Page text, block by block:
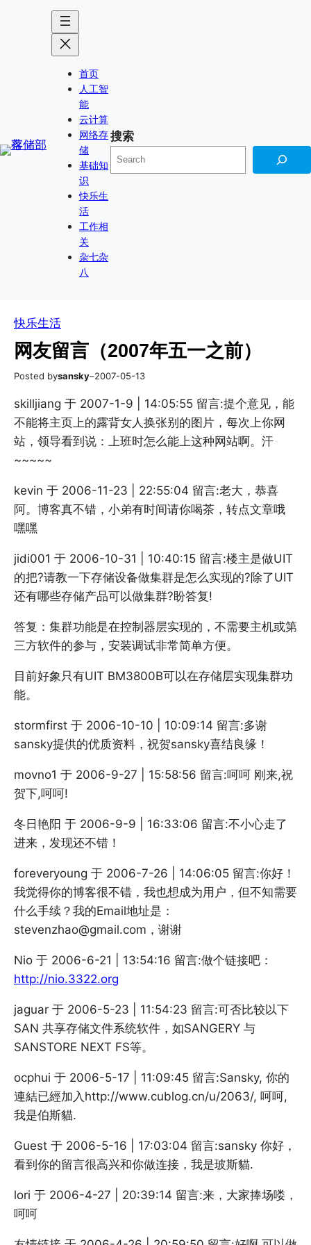
首页
人工智
能
云计算
网络存
储
基础知
识
快乐生
活
工作相
关
杂七杂
八
搜索
快乐生活
网友留言（2007年五一之前）
Posted bysansky–2007-05-13
skilljiang 于 2007-1-9 | 14:05:55 留言:提个意见，能
不能将主页上的露背女人换张别的图片，每次上你网
站，领导看到说：上班时怎么能上这种网站啊。汗
~~~~~
kevin 于 2006-11-23 | 22:55:04 留言:老大，恭喜
阿。博客真不错，小弟有时间请你喝茶，转点文章哦
嘿嘿
jidi001 于 2006-10-31 | 10:40:15 留言:楼主是做UIT
的把?请教一下存储设备做集群是怎么实现的?除了UIT
还有哪些存储产品可以做集群?盼答复!
答复：集群功能是在控制器层实现的，不需要主机或第
三方软件的参与，安装调试非常简单方便。
目前好象只有UIT BM3800B可以在存储层实现集群功
能。
stormfirst 于 2006-10-10 | 10:09:14 留言:多谢
sansky提供的优质资料，祝贺sansky喜结良缘！
movno1 于 2006-9-27 | 15:58:56 留言:呵呵 刚来,祝
贺下,呵呵!
冬日艳阳 于 2006-9-9 | 16:33:06 留言:不小心走了
进来，发现还不错！
foreveryoung 于 2006-7-26 | 14:06:05 留言:你好！
我觉得你的博客很不错，我也想成为用户，但不知需要
什么手续？我的Email地址是：
stevenzhao@gmail.com，谢谢
Nio 于 2006-6-21 | 13:54:16 留言:做个链接吧：
http://nio.3322.org
jaguar 于 2006-5-23 | 11:54:23 留言:可否比较以下
SAN 共享存储文件系统软件，如SANGERY 与
SANSTORE NEXT FS等。
ocphui 于 2006-5-17 | 11:09:45 留言:Sansky, 你的
連結已經加入http://www.cublog.cn/u/2063/, 呵呵,
我是伯斯貓.
Guest 于 2006-5-16 | 17:03:04 留言:sansky 你好，
看到你的留言很高兴和你做连接，我是玻斯貓.
lori 于 2006-4-27 | 20:39:14 留言:来，大家捧场喽，
呵呵